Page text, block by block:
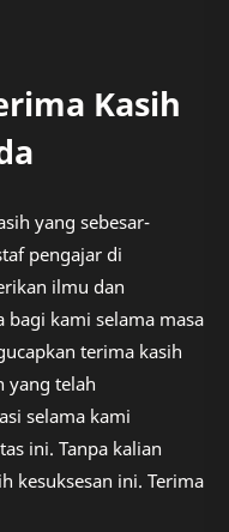
Kasih
yang sebesar-
pengajar di
ilmu dan
bagi kami selama masa
terima kasih
yang telah
selama kami
ini. Tanpa kalian
kesuksesan ini. Terima